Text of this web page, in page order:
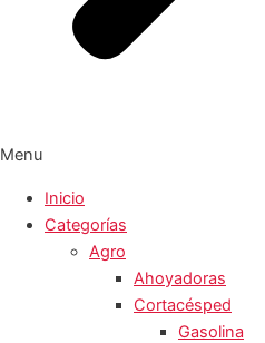
Menu
Inicio
Categorías
Agro
Ahoyadoras
Cortacésped
Gasolina